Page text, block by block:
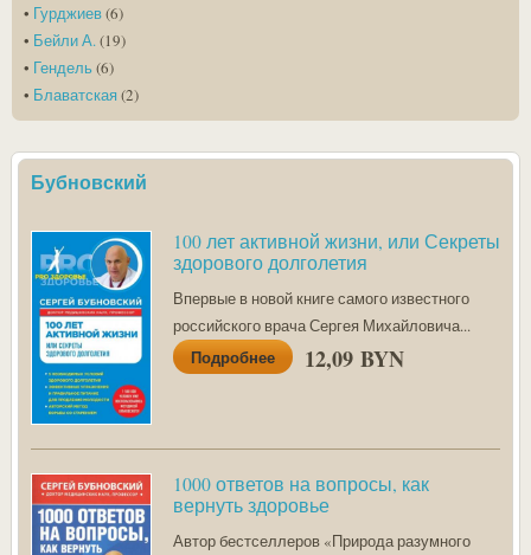
• Гурджиев(6)
• Бейли А. (19)
• Гендель(6)
• Блаватская(2)
Бубновский
100 лет активной жизни, или Секреты
здорового долголетия
Впервые в новой книге самого известного
российского врача Сергея Михайловича...
Подробнее 12,09 BYN
1000 ответов на вопросы, как
вернуть здоровье
Автор бестселлеров «Природа разумного